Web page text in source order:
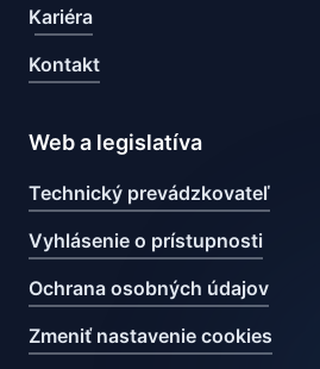
Kariéra
Kontakt
Web a legislatíva
Technický prevádzkovateľ
Vyhlásenie o prístupnosti
Ochrana osobných údajov
Zmeniť nastavenie cookies